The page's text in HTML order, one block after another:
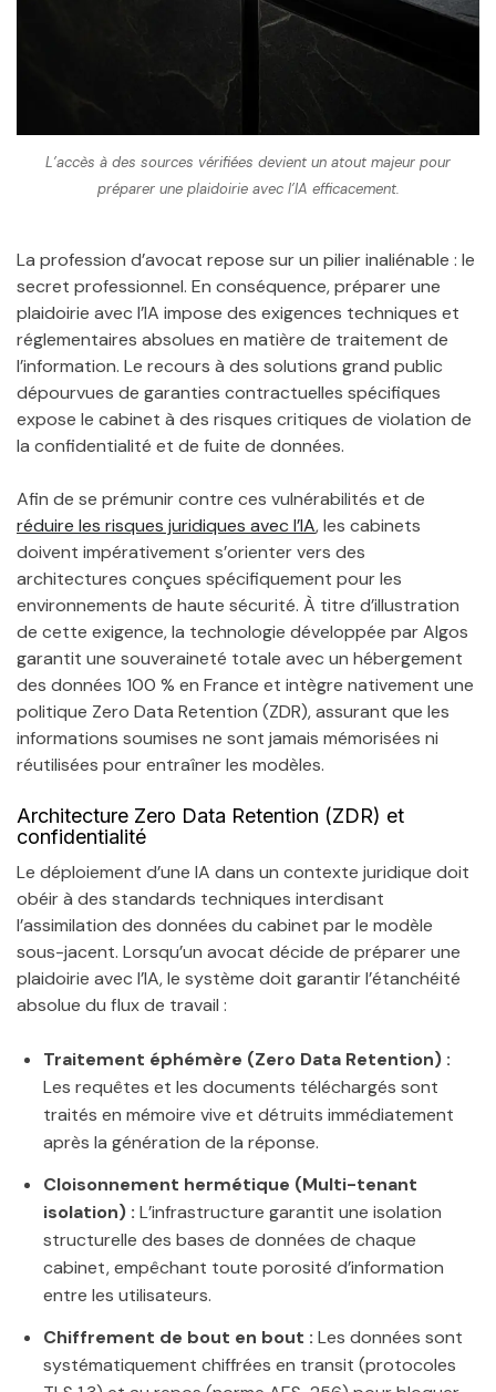
L’accès à des sources vérifiées devient un atout majeur pour
préparer une plaidoirie avec l’IA efficacement.
La profession d’avocat repose sur un pilier inaliénable : le
secret professionnel. En conséquence, préparer une
plaidoirie avec l’IA impose des exigences techniques et
réglementaires absolues en matière de traitement de
l’information. Le recours à des solutions grand public
dépourvues de garanties contractuelles spécifiques
expose le cabinet à des risques critiques de violation de
la confidentialité et de fuite de données.
Afin de se prémunir contre ces vulnérabilités et de
réduire les risques juridiques avec l’IA, les cabinets
doivent impérativement s’orienter vers des
architectures conçues spécifiquement pour les
environnements de haute sécurité. À titre d’illustration
de cette exigence, la technologie développée par Algos
garantit une souveraineté totale avec un hébergement
des données 100 % en France et intègre nativement une
politique Zero Data Retention (ZDR), assurant que les
informations soumises ne sont jamais mémorisées ni
réutilisées pour entraîner les modèles.
Architecture Zero Data Retention (ZDR) et
confidentialité
Le déploiement d’une IA dans un contexte juridique doit
obéir à des standards techniques interdisant
l’assimilation des données du cabinet par le modèle
sous-jacent. Lorsqu’un avocat décide de préparer une
plaidoirie avec l’IA, le système doit garantir l’étanchéité
absolue du flux de travail :
Traitement éphémère (Zero Data Retention) :
Les requêtes et les documents téléchargés sont
traités en mémoire vive et détruits immédiatement
après la génération de la réponse.
Cloisonnement hermétique (Multi-tenant
isolation) : L’infrastructure garantit une isolation
structurelle des bases de données de chaque
cabinet, empêchant toute porosité d’information
entre les utilisateurs.
Chiffrement de bout en bout : Les données sont
systématiquement chiffrées en transit (protocoles